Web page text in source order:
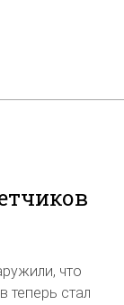
что
теперь стал